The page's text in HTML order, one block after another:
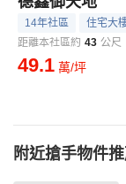
14年社區
住宅大
距離本社區約 43 公尺
49.1 萬/坪
附近搶手物件